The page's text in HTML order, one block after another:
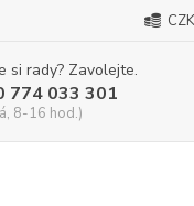
si rady? Zavolejte.
774 033 301
8-16 hod.)